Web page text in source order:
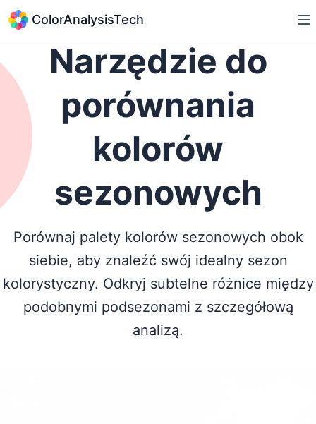
ColorAnalysisTech
Narzędzie do
porównania
kolorów
sezonowych
Porównaj palety kolorów sezonowych obok
siebie, aby znaleźć swój idealny sezon
kolorystyczny. Odkryj subtelne różnice między
podobnymi podsezonami z szczegółową
analizą.